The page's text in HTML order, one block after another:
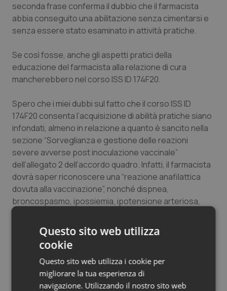
seconda frase conferma il dubbio che il farmacista
abbia conseguito una abilitazione senza cimentarsi e
senza essere stato esaminato in attività pratiche.
Se così fosse, anche gli aspetti pratici della
educazione del farmacista alla relazione di cura
mancherebbero nel corso ISS ID 174F20.
Spero che i miei dubbi sul fatto che il corso ISS ID
174F20 consenta l’acquisizione di abilità pratiche siano
infondati, almeno in relazione a quanto è sancito nella
sezione “Sorveglianza e gestione delle reazioni
severe avverse post inoculazione vaccinale”
dell’allegato 2 dell’accordo quadro. Infatti, il farmacista
dovrà saper riconoscere una “reazione anafilattica
dovuta alla vaccinazione”, nonché dispnea,
broncospasmo, ipossiemia, ipotensione arteriosa,
posizionare opportunamente la persona, secondo le
sue specifiche condizioni cliniche. Dovrà anche saper
individuare l’”anafilassi grave con pericolo di vita” e
saper somministrare adrenalina intramuscolo. Nulla di
tutto questo è fattibile da parte del farmacista che
abbia una preparazione meramente teorica.
Questo sito web utilizza
cookie
Questo sito web utilizza i cookie per
migliorare la tua esperienza di
navigazione. Utilizzando il nostro sito web